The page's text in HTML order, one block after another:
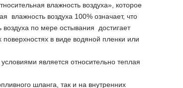
влажность воздуха», которое
влажность воздуха 100% означает, что
воздуха по мере остывания достигает
в виде водяной пленки или
является относительно теплая
шланга, так и на внутренних